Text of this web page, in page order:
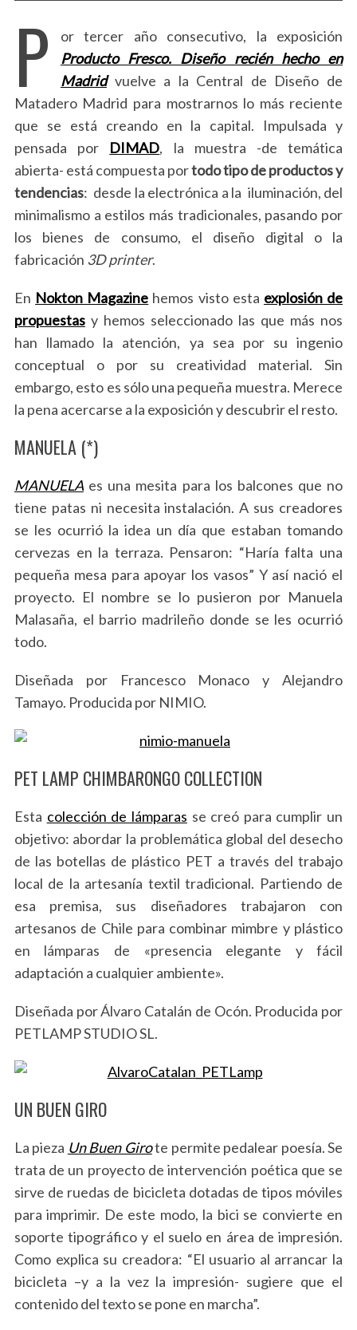
P
or tercer año consecutivo, la exposición
Producto Fresco. Diseño recién hecho en
Madridvuelve a la Central de Diseño de
Matadero Madrid para mostrarnos lo más reciente
que se está creando en la capital. Impulsada y
pensada por DIMAD, la muestra -de temática
abierta- está compuesta portodo tipo de productos y
tendencias: desde la electrónica a la iluminación, del
minimalismo a estilos más tradicionales, pasando por
los bienes de consumo, el diseño digital o la
fabricación 3D printer.
En Nokton Magazine hemos visto esta explosión de
propuestasy hemos seleccionado las que más nos
han llamado la atención, ya sea por su ingenio
conceptual o por su creatividad material. Sin
embargo, esto es sólo una pequeña muestra. Merece
la pena acercarse a la exposición y descubrir el resto.
MANUELA (*)
MANUELAes una mesita para los balcones que no
tiene patas ni necesita instalación. A sus creadores
se les ocurrió la idea un día que estaban tomando
cervezas en la terraza. Pensaron: “Haría falta una
pequeña mesa para apoyar los vasos” Y así nació el
proyecto. El nombre se lo pusieron por Manuela
Malasaña, el barrio madrileño donde se les ocurrió
todo.
Diseñada por Francesco Monaco y Alejandro
Tamayo. Producida por NIMIO.
PET LAMP CHIMBARONGO COLLECTION
Esta colección de lámparas se creó para cumplir un
objetivo: abordar la problemática global del desecho
de las botellas de plástico PET a través del trabajo
local de la artesanía textil tradicional. Partiendo de
esa premisa, sus diseñadores trabajaron con
artesanos de Chile para combinar mimbre y plástico
en lámparas de «presencia elegante y fácil
adaptación a cualquier ambiente».
Diseñada por Álvaro Catalán de Ocón. Producida por
PETLAMP STUDIO SL.
UN BUEN GIRO
La pieza Un Buen Girote permite pedalear poesía. Se
trata de un proyecto de intervención poética que se
sirve de ruedas de bicicleta dotadas de tipos móviles
para imprimir. De este modo, la bici se convierte en
soporte tipográfico y el suelo en área de impresión.
Como explica su creadora: “El usuario al arrancar la
bicicleta –y a la vez la impresión- sugiere que el
contenido del texto se pone en marcha”.